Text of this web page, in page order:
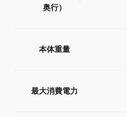
奥行）
本体重量
最大消費電力